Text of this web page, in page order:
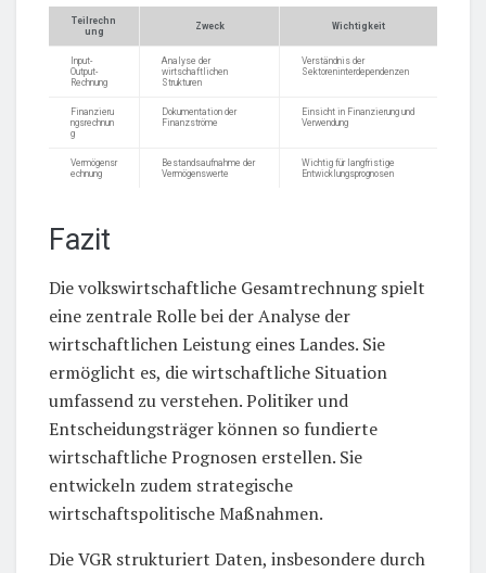
Teilrechn
ung
Zweck Wichtigkeit
Input-
Output-
Rechnung
Analyse der
wirtschaftlichen
Strukturen
Verständnis der
Sektoreninterdependenzen
Finanzieru
ngsrechnun
g
Dokumentation der
Finanzströme
Einsicht in Finanzierung und
Verwendung
Vermögensr
echnung
Bestandsaufnahme der
Vermögenswerte
Wichtig für langfristige
Entwicklungsprognosen
Fazit
Die volkswirtschaftliche Gesamtrechnung spielt
eine zentrale Rolle bei der Analyse der
wirtschaftlichen Leistung eines Landes. Sie
ermöglicht es, die wirtschaftliche Situation
umfassend zu verstehen. Politiker und
Entscheidungsträger können so fundierte
wirtschaftliche Prognosen erstellen. Sie
entwickeln zudem strategische
wirtschaftspolitische Maßnahmen.
Die VGR strukturiert Daten, insbesondere durch